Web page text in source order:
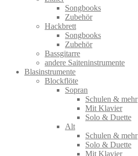
Songbooks
Zubehör
Hackbrett
Songbooks
Zubehör
Bassgitarre
andere Saiteninstrumente
Blasinstrumente
Blockflöte
Sopran
Schulen & mehr
Mit Klavier
Solo & Duette
Alt
Schulen & mehr
Solo & Duette
Mit Klavier